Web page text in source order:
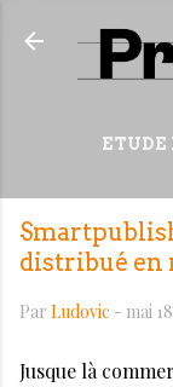
ETUDE
distribué en
Par Ludovic - mai
Jusque là